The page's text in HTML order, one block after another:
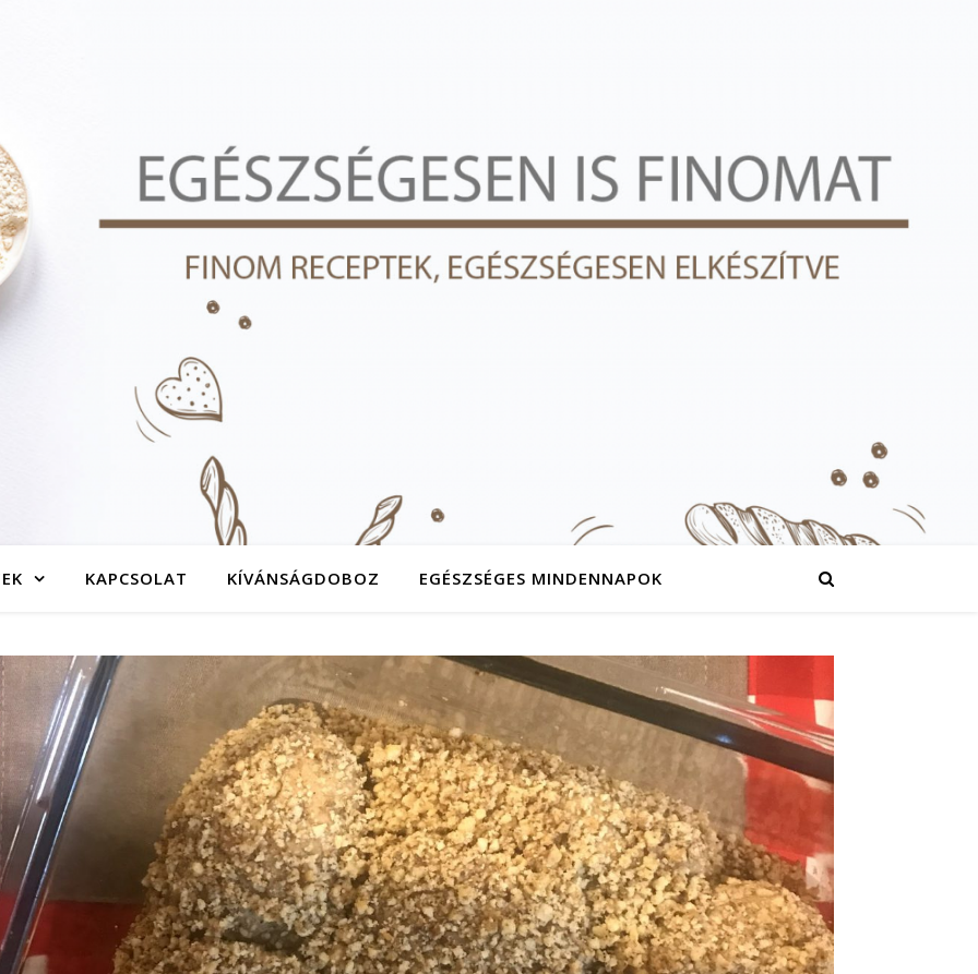
KAPCSOLAT KÍVÁNSÁGDOBOZ EGÉSZSÉGES MINDENNAPOK